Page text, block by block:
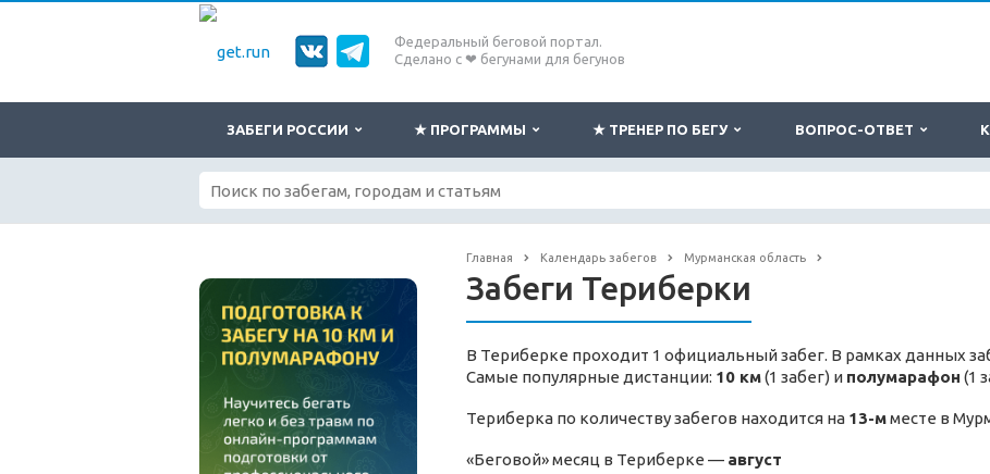
Федеральный беговой портал.
Сделано с ❤ бегунами для бегунов
ЗАБЕГИ РОССИИ ★ ПРОГРАММЫ ★ ТРЕНЕР ПО БЕГУ ВОПРОС-ОТВЕТ
Главная Календарь забегов Мурманская область
Забеги Териберки
В Териберке проходит 1 официальный забег. В рамках данных
Самые популярные дистанции: 10 км(1 забег) и полумарафон (1
Териберка по количеству забегов находится на 13-мместе в
«Беговой» месяц в Териберке — август